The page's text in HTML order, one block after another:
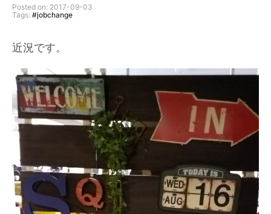
Posted on: 2017-09-03
Tags: #jobchange
近況です。